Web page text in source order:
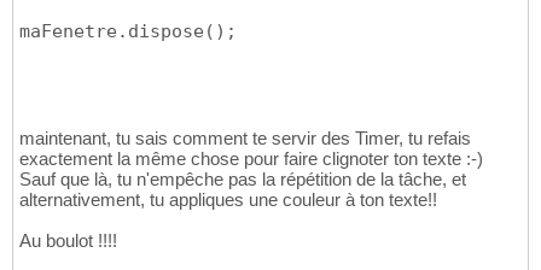
maFenetre.dispose ( ) ;
maintenant, tu sais comment te servir des Timer, tu refais
exactement la même chose pour faire clignoter ton texte :-)
Sauf que là, tu n'empêche pas la répétition de la tâche, et
alternativement, tu appliques une couleur à ton texte!!
Au boulot !!!!